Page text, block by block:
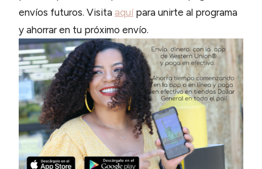
envíos futuros. Visita aquípara unirte al programa
y ahorrar en tu próximo envío.